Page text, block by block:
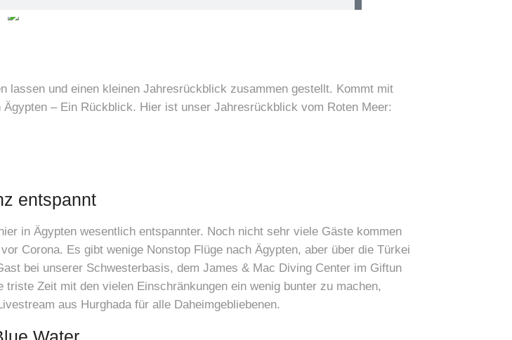
lassen und einen kleinen Jahresrückblick zusammen gestellt. Kommt mit
– Ein Rückblick. Hier ist unser Jahresrückblick vom Roten Meer:
entspannt
in Ägypten wesentlich entspannter. Noch nicht sehr viele Gäste kommen
Corona. Es gibt wenige Nonstop Flüge nach Ägypten, aber über die Türkei
bei unserer Schwesterbasis, dem James & Mac Diving Center im Giftun
Zeit mit den vielen Einschränkungen ein wenig bunter zu machen,
aus Hurghada für alle Daheimgebliebenen.